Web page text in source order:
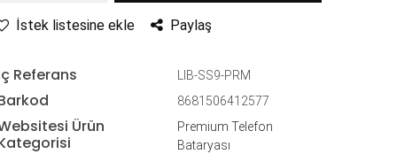
İstek listesine ekle Paylaş
Referans LIB-SS9-PRM
8681506412577
Ürün
Premium Telefon
Bataryası